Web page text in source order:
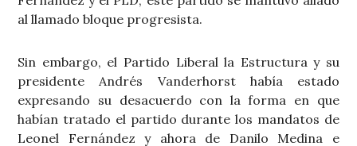
al llamado bloque progresista.
Sin embargo, el Partido Liberal la Estructura y su
presidente Andrés Vanderhorst había estado
expresando su desacuerdo con la forma en que
habían tratado el partido durante los mandatos de
Leonel Fernández y ahora de Danilo Medina e